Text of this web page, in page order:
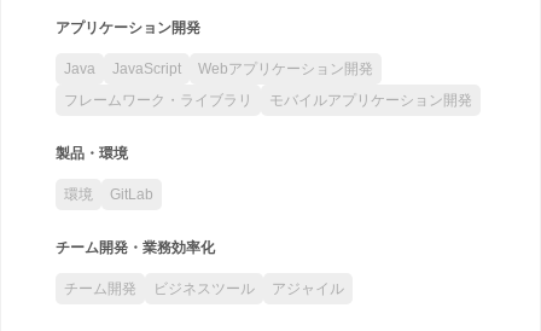
アプリケーション開発
Java JavaScript
Webアプリケーション開発
フレームワーク・ライブラリ
モバイルアプリケーション開発
製品・環境
環境 GitLab
チーム開発・業務効率化
チーム開発 ビジネスツール アジャイル